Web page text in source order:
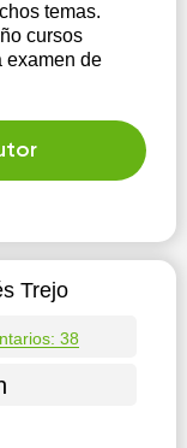
temas.
cursos
examen de
Trejo
38